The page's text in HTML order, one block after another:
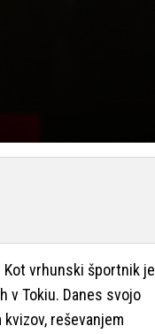
vrhunski športnik je
v Tokiu. Danes svojo
reševanjem